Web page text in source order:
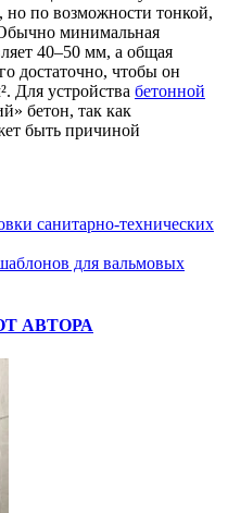
но по возможности тонкой,
минимальная
40–50 мм, а общая
достаточно, чтобы он
Для устройства бетонной
бетон, так как
быть причиной
санитарно-технических
для вальмовых
АВТОРА